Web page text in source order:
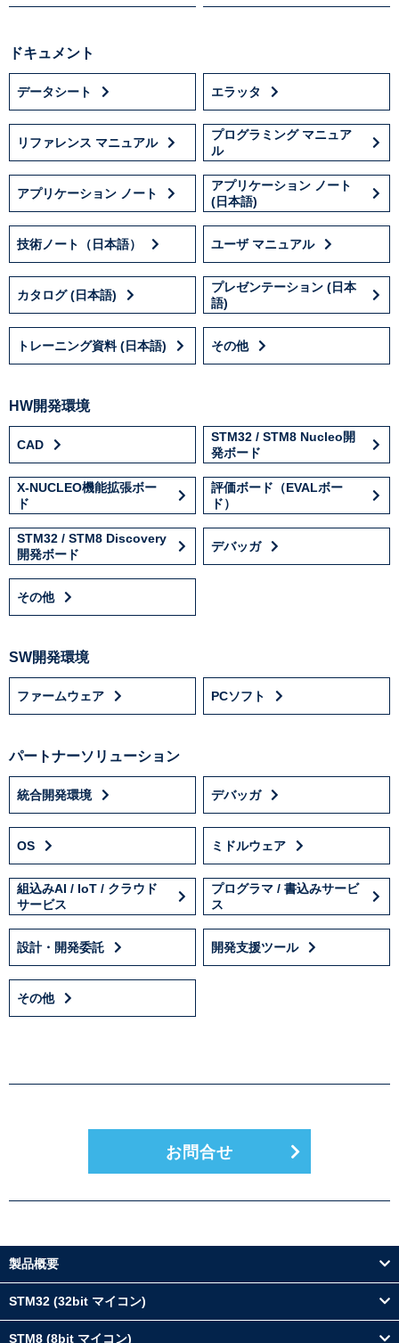
ドキュメント
データシート エラッタ
リファレンス マニュアル
プログラミング マニュア
ル
アプリケーション ノート
アプリケーション ノート
(日本語)
技術ノート（日本語） ユーザ マニュアル
カタログ (日本語)
プレゼンテーション (日本
語)
トレーニング資料 (日本語) その他
HW開発環境
CAD
STM32 / STM8 Nucleo開
発ボード
X-NUCLEO機能拡張ボー
ド
評価ボード（EVALボー
ド）
STM32 / STM8 Discovery
開発ボード
デバッガ
その他
SW開発環境
ファームウェア PCソフト
パートナーソリューション
統合開発環境 デバッガ
OS ミドルウェア
組込みAI / IoT / クラウド
サービス
プログラマ / 書込みサービ
ス
設計・開発委託 開発支援ツール
その他
お問合せ
製品概要
STM32 (32bit マイコン)
STM8 (8bit マイコン)